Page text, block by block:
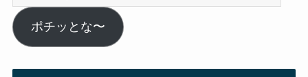
ー
ル
ア
ポチッとな〜